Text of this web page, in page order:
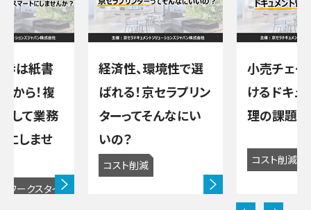
は紙書
から！複
して業務
にしませ
ワークスタイ
経済性、環境性で選
ばれる！京セラプリン
ターってそんなにい
いの？
コスト削減
小売チェー
けるドキュ
理の課題
コスト削減